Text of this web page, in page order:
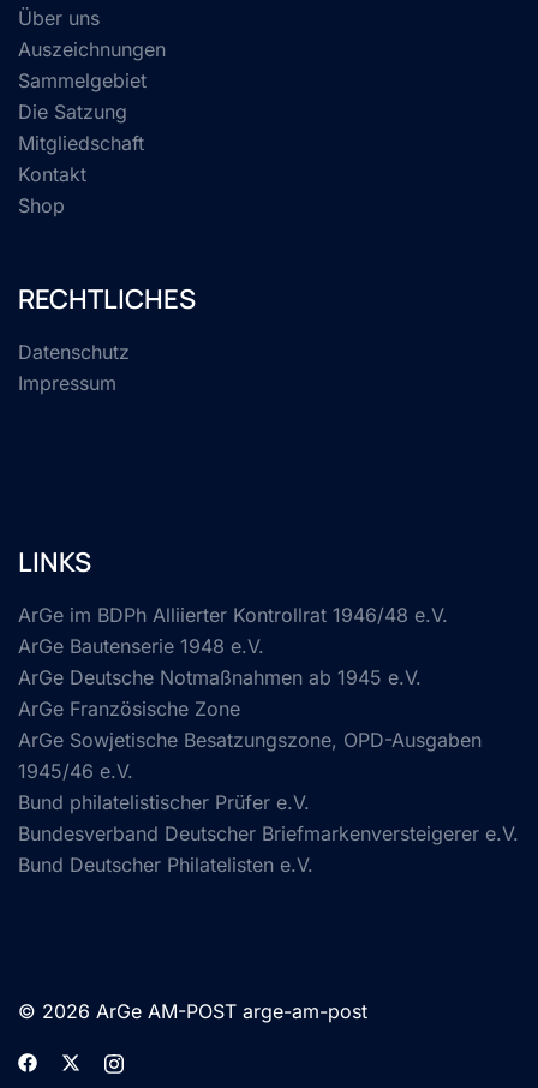
Über uns
Auszeichnungen
Sammelgebiet
Die Satzung
Mitgliedschaft
Kontakt
Shop
RECHTLICHES
Datenschutz
Impressum
LINKS
ArGe im BDPh Alliierter Kontrollrat 1946/48 e.V.
ArGe Bautenserie 1948 e.V.
ArGe Deutsche Notmaßnahmen ab 1945 e.V.
ArGe Französische Zone
ArGe Sowjetische Besatzungszone, OPD-Ausgaben
1945/46 e.V.
Bund philatelistischer Prüfer e.V.
Bundesverband Deutscher Briefmarkenversteigerer e.V.
Bund Deutscher Philatelisten e.V.
© 2026 ArGe AM-POST arge-am-post